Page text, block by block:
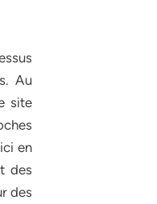
Au
site
en
des
des